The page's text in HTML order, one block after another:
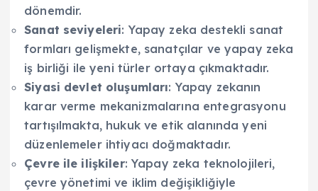
dönemdir.
Sanat seviyeleri: Yapay zeka destekli sanat
formları gelişmekte, sanatçılar ve yapay zeka
iş birliği ile yeni türler ortaya çıkmaktadır.
Siyasi devlet oluşumları: Yapay zekanın
karar verme mekanizmalarına entegrasyonu
tartışılmakta, hukuk ve etik alanında yeni
düzenlemeler ihtiyacı doğmaktadır.
Çevre ile ilişkiler: Yapay zeka teknolojileri,
çevre yönetimi ve iklim değişikliğiyle